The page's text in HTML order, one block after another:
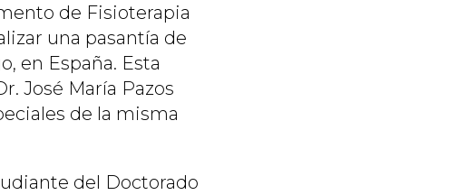
de Fisioterapia
una pasantía de
en España. Esta
José María Pazos
de la misma
del Doctorado